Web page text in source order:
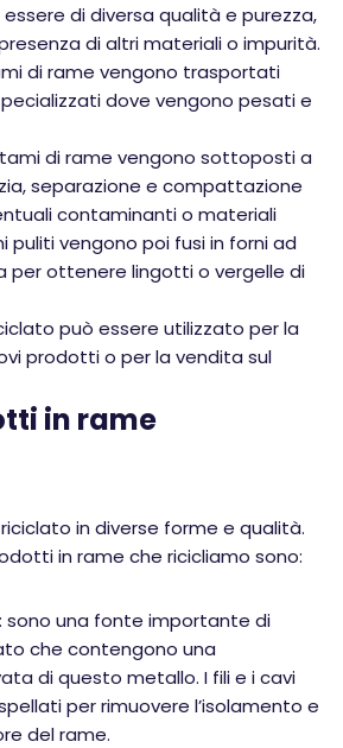
di diversa qualità e purezza,
di altri materiali o impurità.
di rame vengono trasportati
dove vengono pesati e
di rame vengono sottoposti a
separazione e compattazione
contaminanti o materiali
puliti vengono poi fusi in forni ad
per ottenere lingotti o vergelle di
può essere utilizzato per la
prodotti o per la vendita sul
in rame
in diverse forme e qualità.
in rame che ricicliamo sono:
sono una fonte importante di
che contengono una
di questo metallo. I fili e i cavi
per rimuovere l’isolamento e
del rame.